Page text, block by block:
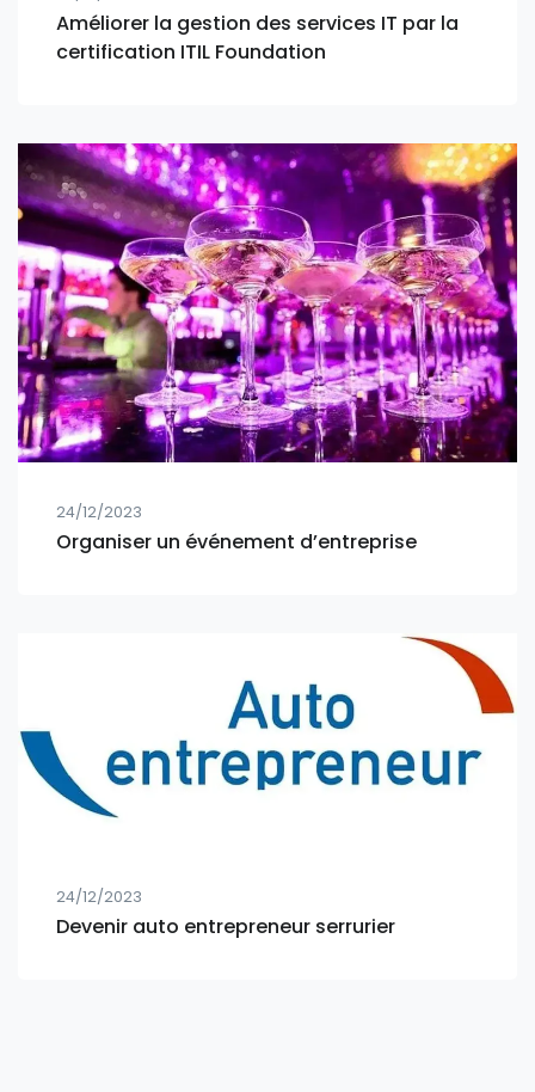
Améliorer la gestion des services IT par la
certification ITIL Foundation
24/12/2023
Organiser un événement d’entreprise
24/12/2023
Devenir auto entrepreneur serrurier